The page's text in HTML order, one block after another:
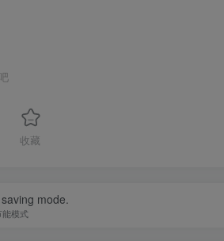
收藏
mode.
模式